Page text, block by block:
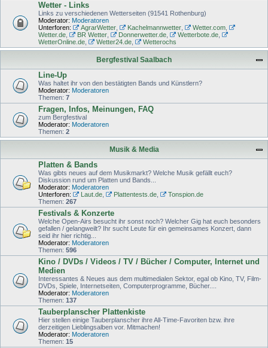
Wetter - Links
Links zu verschiedenen Wetterseiten (91541 Rothenburg)
Moderator: Moderatoren
Unterforen:
AgrarWetter, Kachelmannwetter, Wetter.com,
Wetter.de
BR Wetter, Donnerwetter.de, Wetterbote.de,
WetterOnline.de
Wetter24.de, Wetterochs
Bergfestival Saalbach
Line-Up
Was haltet ihr von den bestätigten Bands und Künstlern?
Moderator: Moderatoren
Themen: 7
Fragen, Infos, Meinungen, FAQ
zum Bergfestival
Moderator: Moderatoren
Themen: 2
Musik & Media
Platten & Bands
Was gibts neues auf dem Musikmarkt? Welche Musik gefällt euch?
Diskussion rund um Platten und Bands...
Moderator: Moderatoren
Unterforen:
Laut.de, Plattentests.de,
Tonspion.de
Themen: 267
Festivals & Konzerte
Welche Open-Airs besucht ihr sonst noch? Welcher Gig hat euch besonders
gefallen / gelangweilt? Ihr sucht Leute für ein gemeinsames Konzert, dann
seid ihr hier richtig...
Moderator: Moderatoren
Themen: 596
Kino / DVDs / Videos / TV / Bücher / Computer, Internet und
Medien
Interessantes & Neues aus dem multimedialen Sektor, egal ob Kino, TV, Film-
DVDs, Spiele, Internetseiten, Computerprogramme, Bücher....
Moderator: Moderatoren
Themen: 137
Tauberplanscher Plattenkiste
Hier stellen einige Tauberplanscher ihre All-Time-Favoriten bzw. ihre
derzeitigen Lieblingsalben vor. Mitmachen!
Moderator: Moderatoren
Themen: 15